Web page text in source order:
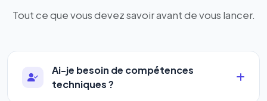
Tout ce que vous devez savoir avant de vous lancer.
Ai-je besoin de compétences
techniques ?